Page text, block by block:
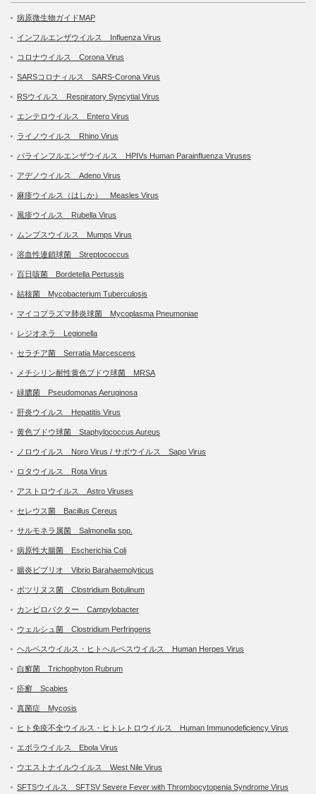
病原微生物ガイドMAP
インフルエンザウイルス Influenza Virus
コロナウイルス Corona Virus
SARSコロナィルス SARS-Corona Virus
RSウイルス Respiratory Syncytial Virus
エンテロウイルス Entero Virus
ライノウイルス Rhino Virus
パラインフルエンザウイルス HPIVs Human Parainfluenza Viruses
アデノウイルス Adeno Virus
麻疹ウイルス（はしか） Measles Virus
風疹ウイルス Rubella Virus
ムンプスウイルス Mumps Virus
溶血性連鎖球菌 Streptococcus
百日咳菌 Bordetella Pertussis
結核菌 Mycobacterium Tuberculosis
マイコプラズマ肺炎球菌 Mycoplasma Pneumoniae
レジオネラ Legionella
セラチア菌 Serratia Marcescens
メチシリン耐性黄色ブドウ球菌 MRSA
緑膿菌 Pseudomonas Aeruginosa
肝炎ウイルス Hepatitis Virus
黄色ブドウ球菌 Staphylococcus Aureus
ノロウイルス Noro Virus / サポウイルス Sapo Virus
ロタウイルス Rota Virus
アストロウイルス Astro Viruses
セレウス菌 Bacillus Cereus
サルモネラ属菌 Salmonella spp.
病原性大腸菌 Escherichia Coli
腸炎ビブリオ Vibrio Barahaemolyticus
ボツリヌス菌 Clostridium Botulinum
カンピロバクター Campylobacter
ウェルシュ菌 Clostridium Perfringens
ヘルペスウイルス・ヒトヘルペスウイルス Human Herpes Virus
白癬菌 Trichophyton Rubrum
疥癬 Scabies
真菌症 Mycosis
ヒト免疫不全ウイルス・ヒトレトロウイルス Human Immunodeficiency Virus
エボラウイルス Ebola Virus
ウエストナイルウイルス West Nile Virus
SFTSウイルス SFTSV Severe Fever with Thrombocytopenia Syndrome Virus